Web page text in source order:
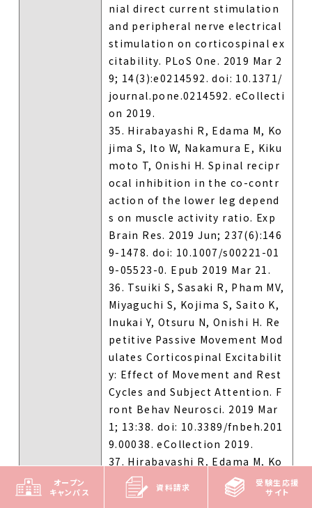
オープン
キャンパス
資料請求
受験生応援
サイト
nial direct current stimulation
and peripheral nerve electrical
stimulation on corticospinal ex
citability. PLoS One. 2019 Mar 2
9; 14(3):e0214592. doi: 10.1371/
journal.pone.0214592. eCollecti
on 2019.
35. Hirabayashi R, Edama M, Ko
jima S, Ito W, Nakamura E, Kiku
moto T, Onishi H. Spinal recipr
ocal inhibition in the co-contr
action of the lower leg depend
s on muscle activity ratio. Exp
Brain Res. 2019 Jun; 237(6):146
9-1478. doi: 10.1007/s00221-01
9-05523-0. Epub 2019 Mar 21.
36. Tsuiki S, Sasaki R, Pham MV,
Miyaguchi S, Kojima S, Saito K,
Inukai Y, Otsuru N, Onishi H. Re
petitive Passive Movement Mod
ulates Corticospinal Excitabilit
y: Effect of Movement and Rest
Cycles and Subject Attention. F
ront Behav Neurosci. 2019 Mar
1; 13:38. doi: 10.3389/fnbeh.201
9.00038. eCollection 2019.
37. Hirabayashi R, Edama M, Ko
jima S, Nakamura M, Ito W, Nak
amura E, Kikumoto T, Onishi H.